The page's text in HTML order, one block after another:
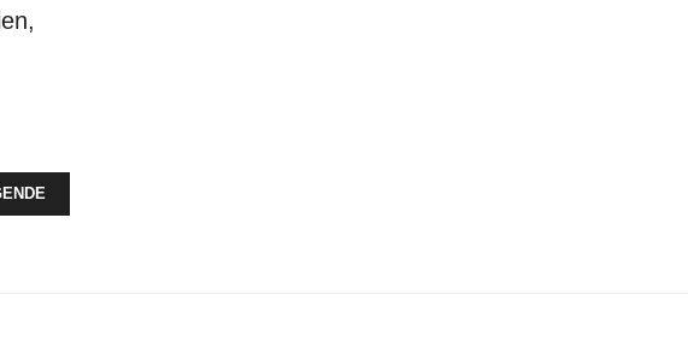
ARTIKEL: EX ART. 36 VRAGEN OVER DATACENTERS IN OOSTERWOLD